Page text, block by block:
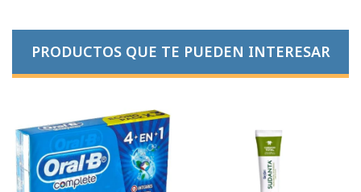
PRODUCTOS QUE TE PUEDEN INTERESAR